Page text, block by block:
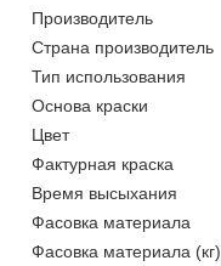
Производитель
Страна производитель
Тип использования
Основа краски
Цвет
Фактурная краска
Время высыхания
Фасовка материала
Фасовка материала (кг)